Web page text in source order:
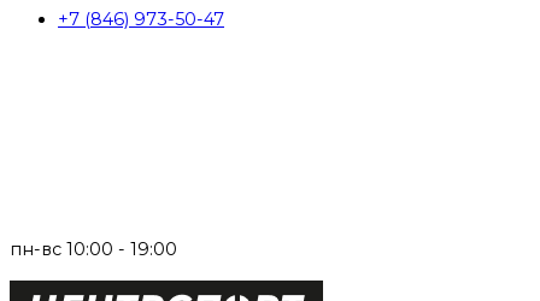
+7 (846) 973-50-47
пн-вс 10:00 - 19:00